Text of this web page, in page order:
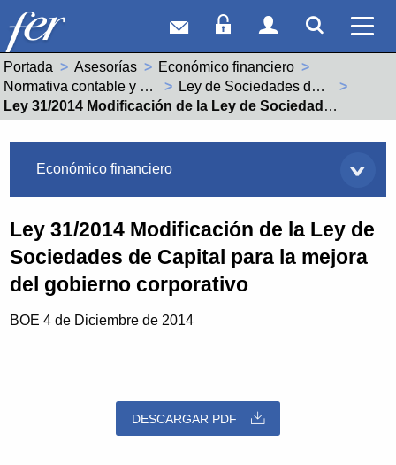
Correo webAcceso Socios
Acceso
Portada Asesorías
Económico financiero
Normativa contable y económico financiera
Ley de Sociedades de Capital
Actual:
Ley 31/2014 Modificación de la Ley de Sociedades de Capital para la mejora del gobierno corporativo
Económico financiero
Ley 31/2014 Modificación de la Ley de
Sociedades de Capital para la mejora
del gobierno corporativo
BOE 4 de Diciembre de 2014
DESCARGAR PDF